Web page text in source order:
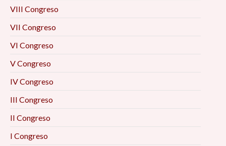
VIII Congreso
VII Congreso
VI Congreso
V Congreso
IV Congreso
III Congreso
II Congreso
I Congreso